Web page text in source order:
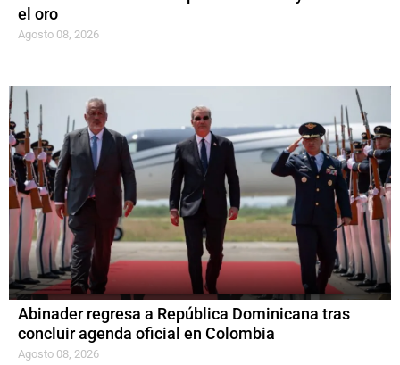
el oro
Agosto 08, 2026
Abinader regresa a República Dominicana tras
concluir agenda oficial en Colombia
Agosto 08, 2026